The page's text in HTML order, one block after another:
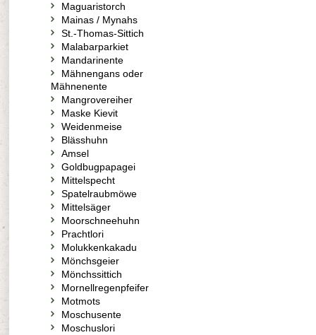
Maguaristorch
Mainas / Mynahs
St.-Thomas-Sittich
Malabarparkiet
Mandarinente
Mähnengans oder
Mähnenente
Mangrovereiher
Maske Kievit
Weidenmeise
Blässhuhn
Amsel
Goldbugpapagei
Mittelspecht
Spatelraubmöwe
Mittelsäger
Moorschneehuhn
Prachtlori
Molukkenkakadu
Mönchsgeier
Mönchssittich
Mornellregenpfeifer
Motmots
Moschusente
Moschuslori